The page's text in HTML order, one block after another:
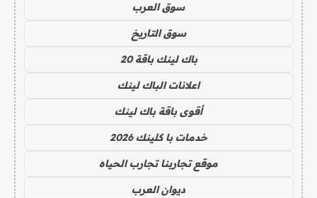
سوق العرب
سوق التاريخ
باك لينك باقة 20
اعلانات الباك لينك
أقوى باقة باك لينك
خدمات با كلينك 2026
موقع تجاربنا تجارب الحياه
ديوان العرب